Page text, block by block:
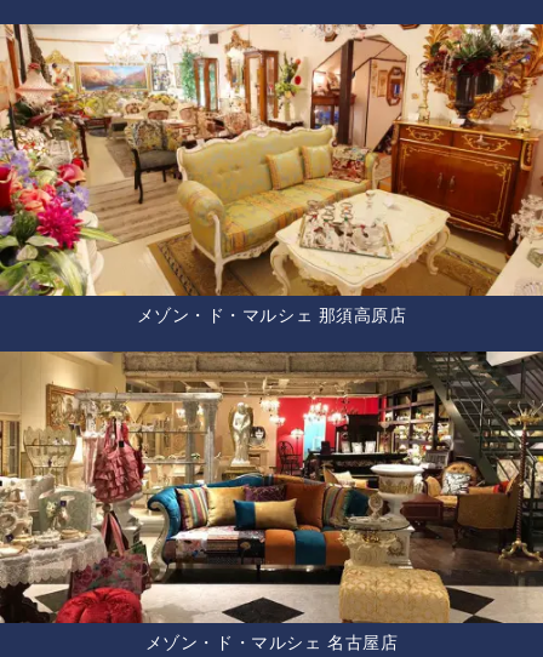
メゾン・ド・マルシェ 那須高原店
メゾン・ド・マルシェ 名古屋店